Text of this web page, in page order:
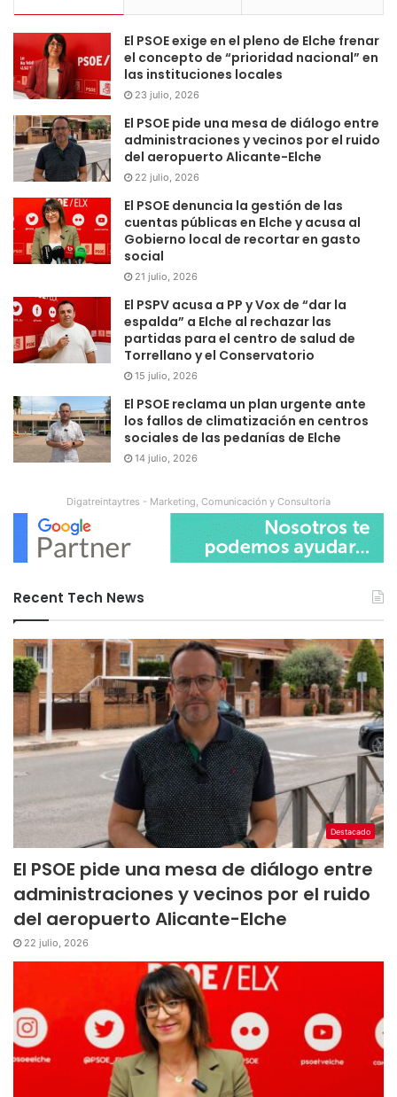
El PSOE exige en el pleno de Elche frenar
el concepto de “prioridad nacional” en
las instituciones locales
23 julio, 2026
El PSOE pide una mesa de diálogo entre
administraciones y vecinos por el ruido
del aeropuerto Alicante-Elche
22 julio, 2026
El PSOE denuncia la gestión de las
cuentas públicas en Elche y acusa al
Gobierno local de recortar en gasto
social
21 julio, 2026
El PSPV acusa a PP y Vox de “dar la
espalda” a Elche al rechazar las
partidas para el centro de salud de
Torrellano y el Conservatorio
15 julio, 2026
El PSOE reclama un plan urgente ante
los fallos de climatización en centros
sociales de las pedanías de Elche
14 julio, 2026
Digatreintaytres - Marketing, Comunicación y Consultoría
Recent Tech News
Destacado
El PSOE pide una mesa de diálogo entre
administraciones y vecinos por el ruido
del aeropuerto Alicante-Elche
22 julio, 2026